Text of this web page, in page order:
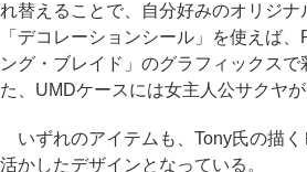
れ替えることで、自分好みのオリジナ
「デコレーションシール」を使えば
ング・ブレイド」のグラフィックスで
た、UMDケースには女主人公サクヤが
いずれのアイテムも、Tony氏の描く
活かしたデザインとなっている。